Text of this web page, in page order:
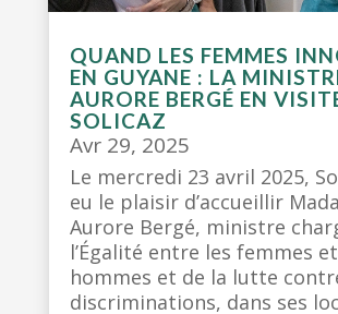
QUAND LES FEMMES
EN GUYANE : LA
AURORE BERGÉ EN
SOLICAZ
Avr 29, 2025
Le mercredi 23 avril 2025,
eu le plaisir d’accueillir
Aurore Bergé, ministre
l’Égalité entre les femmes
hommes et de la lutte
discriminations, dans ses